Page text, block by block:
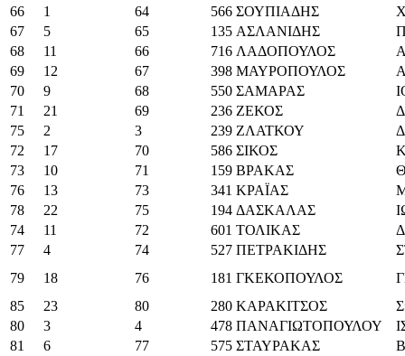
66
1 64 566 ΣΟΥΠΙΑΔΗΣ
67
5 65 135 ΑΣΛΑΝΙΔΗΣ
68
11 66 716 ΛΑΔΟΠΟΥΛΟΣ
69
12 67 398 ΜΑΥΡΟΠΟΥΛΟΣ
70
9 68 550 ΣΑΜΑΡΑΣ
71
21 69 236 ΖΕΚΟΣ
75
2 3 239 ΖΛΑΤΚΟΥ
72
17 70 586 ΣΙΚΟΣ
73
10 71 159 ΒΡΑΚΑΣ
76
13 73 341 ΚΡΑΪΑΣ
78
22 75 194 ΔΑΣΚΑΛΑΣ
74
11 72 601 ΤΟΛΙΚΑΣ
77
4 74 527 ΠΕΤΡΑΚΙΔΗΣ
79
18 76 181 ΓΚΕΚΟΠΟΥΛΟΣ
85
23 80 280 ΚΑΡΑΚΙΤΣΟΣ
80
3 4 478 ΠΑΝΑΓΙΩΤΟΠΟΥΛΟΥ
81
6 77 575 ΣΤΑΥΡΑΚΑΣ